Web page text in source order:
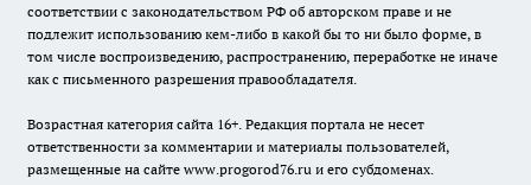
соответствии с законодательством РФ об авторском праве и не
подлежит использованию кем-либо в какой бы то ни было форме, в
том числе воспроизведению, распространению, переработке не иначе
как с письменного разрешения правообладателя.
Возрастная категория сайта 16+. Редакция портала не несет
ответственности за комментарии и материалы пользователей,
размещенные на сайте www.progorod76.ru и его субдоменах.